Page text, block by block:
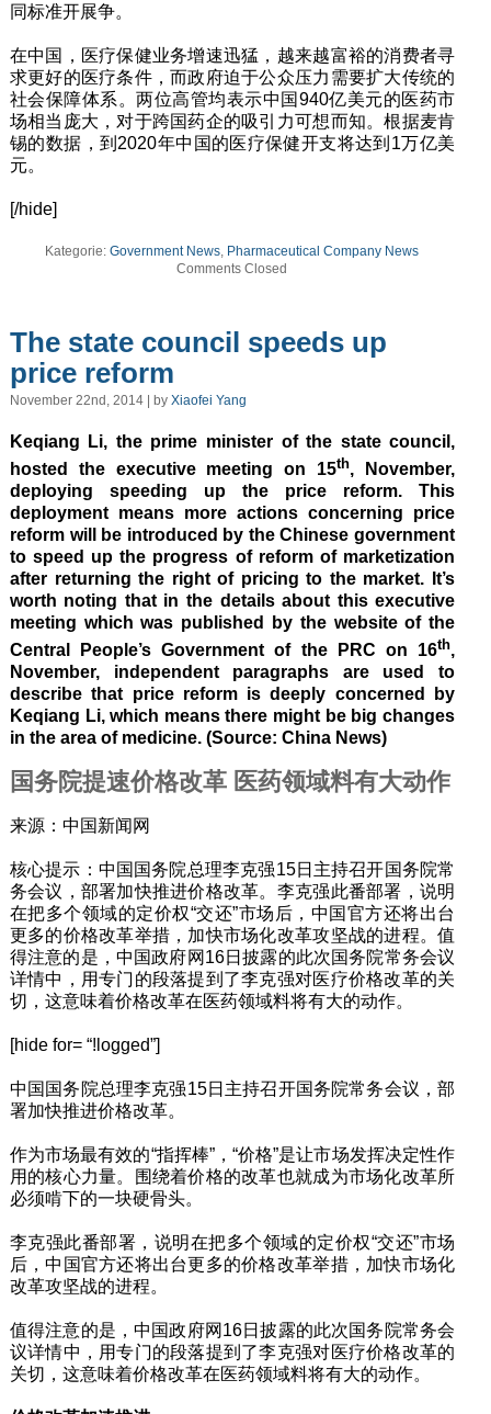
同标准开展争。
在中国，医疗保健业务增速迅猛，越来越富裕的消费者寻
求更好的医疗条件，而政府迫于公众压力需要扩大传统的
社会保障体系。两位高管均表示中国940亿美元的医药市
场相当庞大，对于跨国药企的吸引力可想而知。根据麦肯
锡的数据，到2020年中国的医疗保健开支将达到1万亿美
元。
[/hide]
Kategorie:Government News Pharmaceutical Company News
Comments Closed
The state council speeds up
price reform
November 22nd, 2014 | by Xiaofei Yang
Keqiang Li, the prime minister of the state council,
hosted the executive meeting on 15th, November,
deploying speeding up the price reform. This
deployment means more actions concerning price
reform will be introduced by the Chinese government
to speed up the progress of reform of marketization
after returning the right of pricing to the market. It’s
worth noting that in the details about this executive
meeting which was published by the website of the
Central People’s Government of the PRC on 16th,
November, independent paragraphs are used to
describe that price reform is deeply concerned by
Keqiang Li, which means there might be big changes
in the area of medicine. (Source: China News)
国务院提速价格改革 医药领域料有大动作
来源：中国新闻网
核心提示：中国国务院总理李克强15日主持召开国务院常
务会议，部署加快推进价格改革。李克强此番部署，说明
在把多个领域的定价权“交还”市场后，中国官方还将出台
更多的价格改革举措，加快市场化改革攻坚战的进程。值
得注意的是，中国政府网16日披露的此次国务院常务会议
详情中，用专门的段落提到了李克强对医疗价格改革的关
切，这意味着价格改革在医药领域料将有大的动作。
[hide for= “!logged”]
中国国务院总理李克强15日主持召开国务院常务会议，部
署加快推进价格改革。
作为市场最有效的“指挥棒”，“价格”是让市场发挥决定性作
用的核心力量。围绕着价格的改革也就成为市场化改革所
必须啃下的一块硬骨头。
李克强此番部署，说明在把多个领域的定价权“交还”市场
后，中国官方还将出台更多的价格改革举措，加快市场化
改革攻坚战的进程。
值得注意的是，中国政府网16日披露的此次国务院常务会
议详情中，用专门的段落提到了李克强对医疗价格改革的
关切，这意味着价格改革在医药领域料将有大的动作。